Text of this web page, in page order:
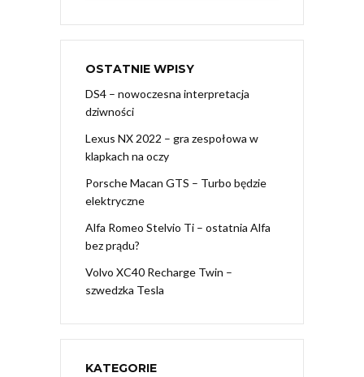
OSTATNIE WPISY
DS4 – nowoczesna interpretacja
dziwności
Lexus NX 2022 – gra zespołowa w
klapkach na oczy
Porsche Macan GTS – Turbo będzie
elektryczne
Alfa Romeo Stelvio Ti – ostatnia Alfa
bez prądu?
Volvo XC40 Recharge Twin –
szwedzka Tesla
KATEGORIE